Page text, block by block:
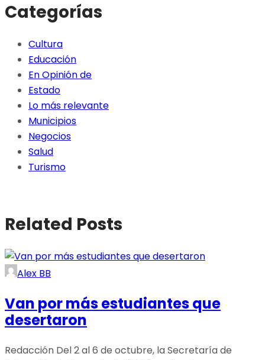
Categorías
Cultura
Educación
En Opinión de
Estado
Lo más relevante
Municipios
Negocios
Salud
Turismo
Related Posts
Alex BB
Van por más estudiantes que
desertaron
Redacción Del 2 al 6 de octubre, la Secretaría de